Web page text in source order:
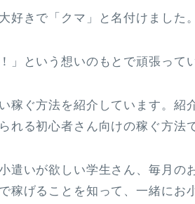
好きで「クマ」と名付けました。
」という想いのもとで頑張って
稼ぐ方法を紹介しています。紹
れる初心者さん向けの稼ぐ方法
遣いが欲しい学生さん、毎月の
稼げることを知って、一緒にお